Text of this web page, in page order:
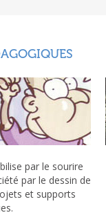
par le sourire
par le dessin de
et supports